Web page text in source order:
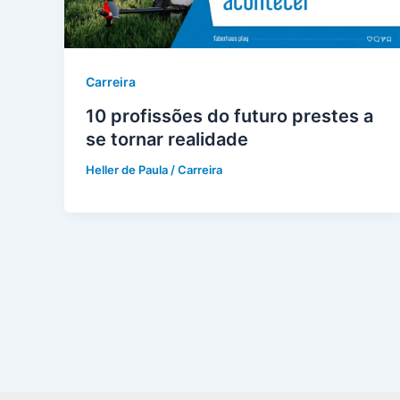
Carreira
10 profissões do futuro prestes a
se tornar realidade
Heller de Paula /Carreira